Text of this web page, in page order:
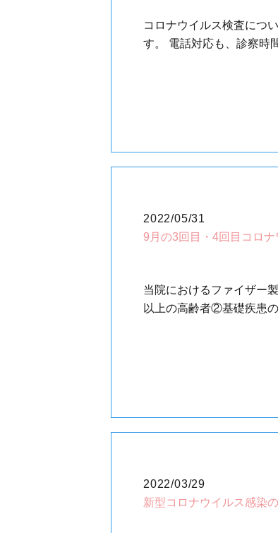
コロナウイルス検査につ
す。 電話対応も、診察時
2022/05/31
9月の3回目・4回目コロ
当院におけるファイザー
以上の高齢者②基礎疾患
2022/03/29
新型コロナウイルス感染